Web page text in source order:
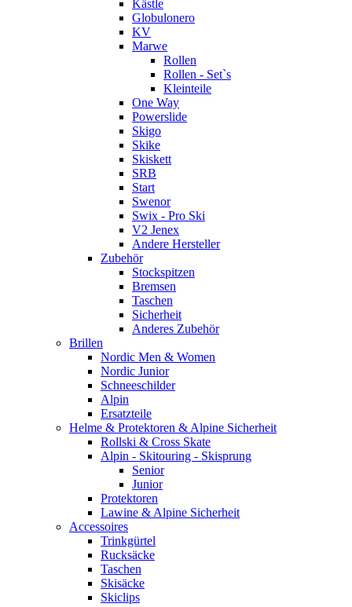
Kästle
Globulonero
KV
Marwe
Rollen
Rollen - Set`s
Kleinteile
One Way
Powerslide
Skigo
Skike
Skiskett
SRB
Start
Swenor
Swix - Pro Ski
V2 Jenex
Andere Hersteller
Zubehör
Stockspitzen
Bremsen
Taschen
Sicherheit
Anderes Zubehör
Brillen
Nordic Men & Women
Nordic Junior
Schneeschilder
Alpin
Ersatzteile
Helme & Protektoren & Alpine Sicherheit
Rollski & Cross Skate
Alpin - Skitouring - Skisprung
Senior
Junior
Protektoren
Lawine & Alpine Sicherheit
Accessoires
Trinkgürtel
Rucksäcke
Taschen
Skisäcke
Skiclips